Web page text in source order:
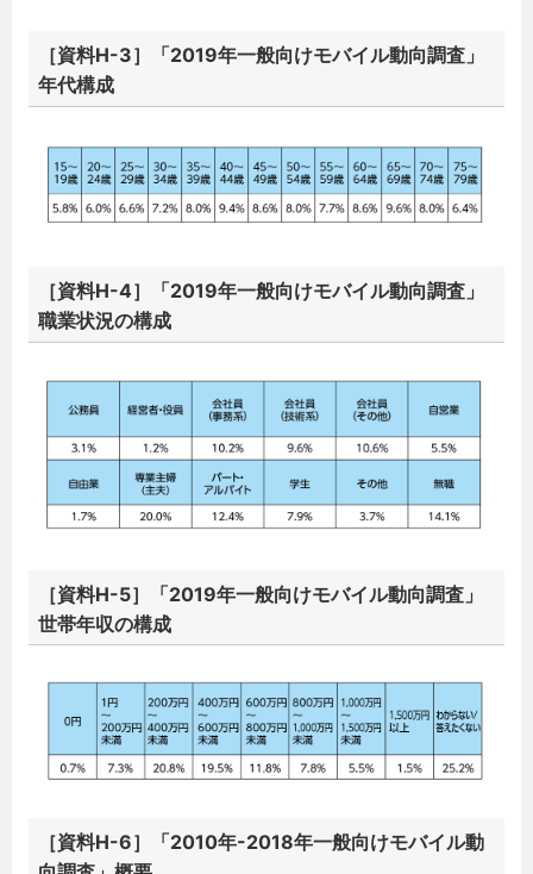
［資料H-3］「2019年一般向けモバイル動向調査」
年代構成
［資料H-4］「2019年一般向けモバイル動向調査」
職業状況の構成
［資料H-5］「2019年一般向けモバイル動向調査」
世帯年収の構成
［資料H-6］「2010年-2018年一般向けモバイル動